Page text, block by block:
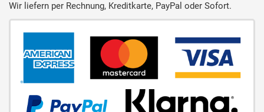
Wir liefern per Rechnung, Kreditkarte, PayPal oder Sofort.